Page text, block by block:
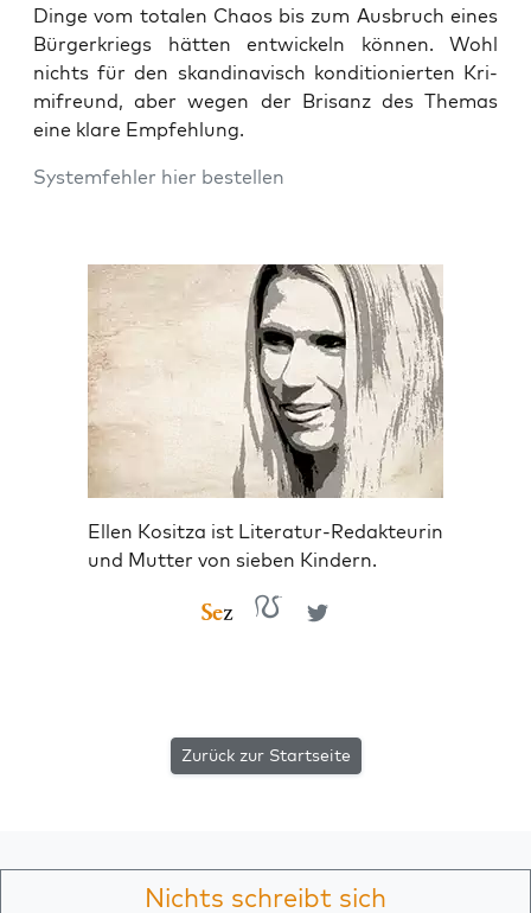
Din­ge vom tota­len Cha­os bis zum Aus­bruch eines
Bür­ger­kriegs hät­ten ent­wi­ckeln kön­nen. Wohl
nichts für den skan­di­na­visch kon­di­tio­nier­ten Kri­
mi­freund, aber wegen der Bri­sanz des The­mas
eine kla­re Empfehlung.
Sys­tem­feh­ler hier bestellen
Ellen Kositza ist Literatur-Redakteurin
und Mutter von sieben Kindern.
Zurück zur Startseite
Nichts schreibt sich